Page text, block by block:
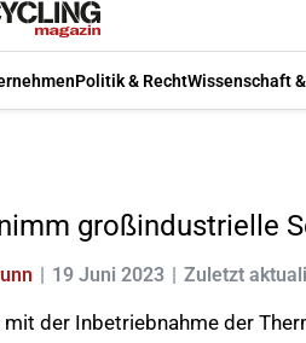
Politik & RechtWissenschaft
großindustrielle
19 Juni 2023 Zuletzt
der Inbetriebnahme der